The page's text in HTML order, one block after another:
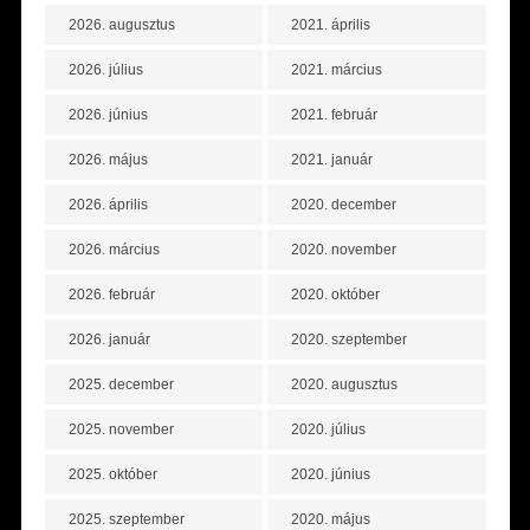
2026. augusztus
2026. július
2026. június
2026. május
2026. április
2026. március
2026. február
2026. január
2025. december
2025. november
2025. október
2025. szeptember
2021. április
2021. március
2021. február
2021. január
2020. december
2020. november
2020. október
2020. szeptember
2020. augusztus
2020. július
2020. június
2020. május